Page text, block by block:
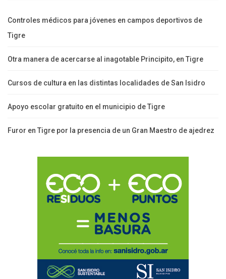
Controles médicos para jóvenes en campos deportivos de
Tigre
Otra manera de acercarse al inagotable Principito, en Tigre
Cursos de cultura en las distintas localidades de San Isidro
Apoyo escolar gratuito en el municipio de Tigre
Furor en Tigre por la presencia de un Gran Maestro de ajedrez